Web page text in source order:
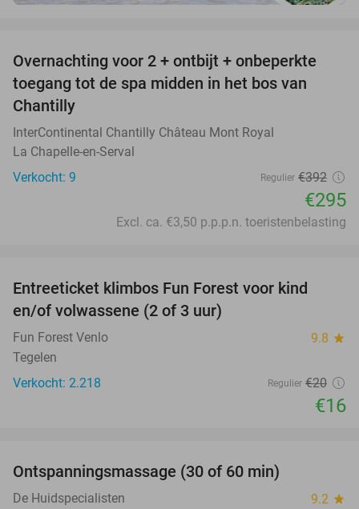
25%
Overnachting voor 2 + ontbijt + onbeperkte
toegang tot de spa midden in het bos van
Chantilly
InterContinental Chantilly Château Mont Royal
La Chapelle-en-Serval
Verkocht: 9
Regulier €392
€295
Excl. ca. €3,50 p.p.p.n. toeristenbelasting
Entreeticket klimbos Fun Forest voor kind
en/of volwassene (2 of 3 uur)
Fun Forest Venlo 9.8 star
Tegelen
Verkocht: 2.218
Regulier €20
€16
Ontspanningsmassage (30 of 60 min)
De Huidspecialisten 9.2 star